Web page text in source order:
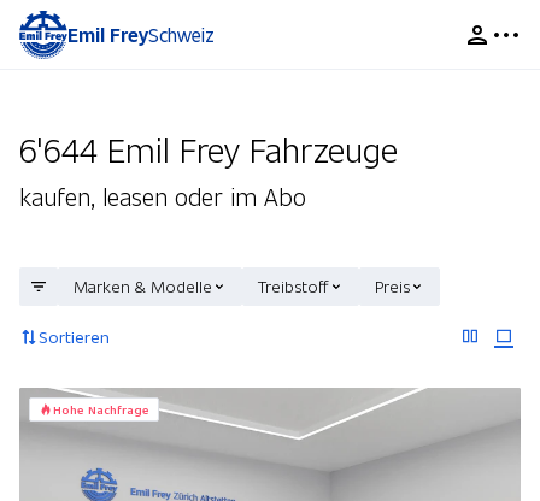
Emil FreySchweiz
6'644 Emil Frey Fahrzeuge
kaufen, leasen oder im Abo
Sortieren
Marken & Modelle Treibstoff Preis
Hohe Nachfrage